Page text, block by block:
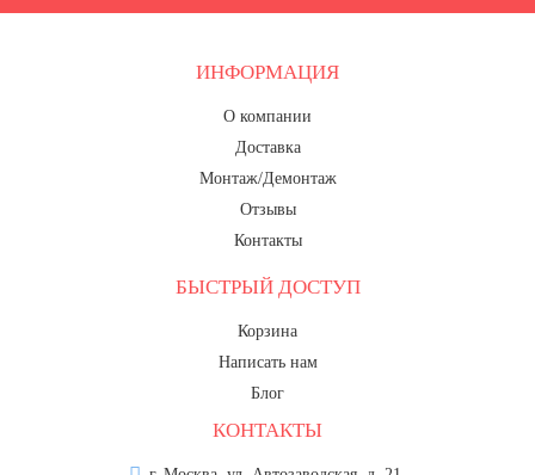
ИНФОРМАЦИЯ
О компании
Доставка
Монтаж/Демонтаж
Отзывы
Контакты
БЫСТРЫЙ ДОСТУП
Корзина
Написать нам
Блог
КОНТАКТЫ